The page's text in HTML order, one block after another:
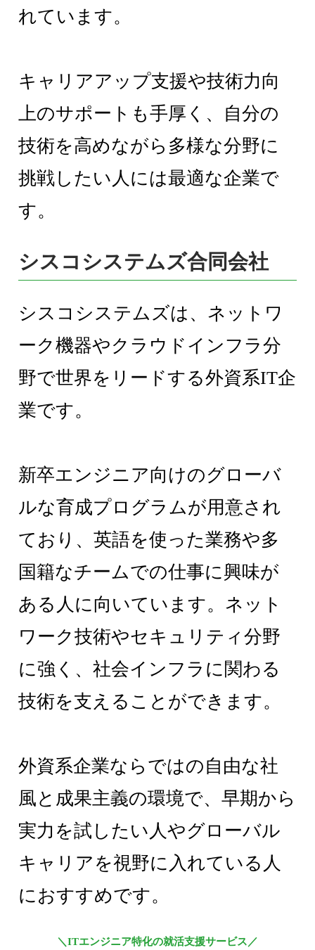
れています。
キャリアアップ支援や技術力向
上のサポートも手厚く、自分の
技術を高めながら多様な分野に
挑戦したい人には最適な企業で
す。
シスコシステムズ合同会社
シスコシステムズは、ネットワ
ーク機器やクラウドインフラ分
野で世界をリードする外資系IT企
業です。
新卒エンジニア向けのグローバ
ルな育成プログラムが用意され
ており、英語を使った業務や多
国籍なチームでの仕事に興味が
ある人に向いています。ネット
ワーク技術やセキュリティ分野
に強く、社会インフラに関わる
技術を支えることができます。
外資系企業ならではの自由な社
風と成果主義の環境で、早期から
実力を試したい人やグローバル
キャリアを視野に入れている人
におすすめです。
＼ITエンジニア特化の就活支援サービス／